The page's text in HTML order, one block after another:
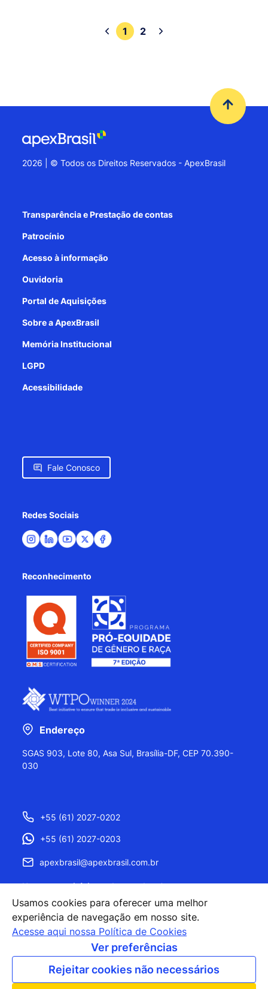
1 2
2026 | © Todos os Direitos Reservados - ApexBrasil
Transparência e Prestação de contas
Patrocínio
Acesso à informação
Ouvidoria
Portal de Aquisições
Sobre a ApexBrasil
Memória Institucional
LGPD
Acessibilidade
Fale Conosco
Redes Sociais
Reconhecimento
Endereço
SGAS 903, Lote 80, Asa Sul, Brasília-DF, CEP 70.390-
030
+55 (61) 2027-0202
+55 (61) 2027-0203
apexbrasil@apexbrasil.com.br
Nossos escritórios pelo mundo
Usamos cookies para oferecer uma melhor
experiência de navegação em nosso site.
Acesse aqui nossa Política de Cookies
Ver preferências
Rejeitar cookies não necessários